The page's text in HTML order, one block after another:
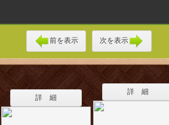
前を表示 次を表示
詳 細
詳 細